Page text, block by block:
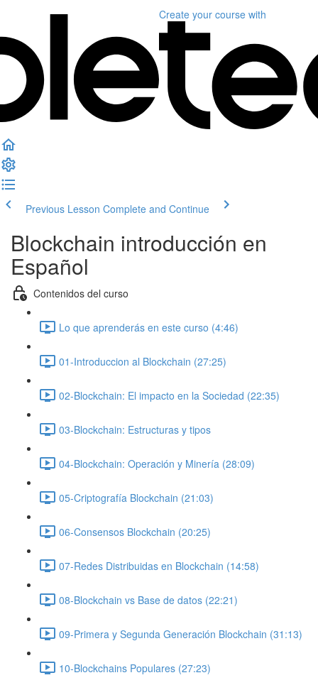
Create your course with
Previous Lesson Complete and Continue
Blockchain introducción en
Español
Contenidos del curso
Lo que aprenderás en este curso (4:46)
01-Introduccion al Blockchain (27:25)
02-Blockchain: El impacto en la Sociedad (22:35)
03-Blockchain: Estructuras y tipos
04-Blockchain: Operación y Minería (28:09)
05-Criptografía Blockchain (21:03)
06-Consensos Blockchain (20:25)
07-Redes Distribuidas en Blockchain (14:58)
08-Blockchain vs Base de datos (22:21)
09-Primera y Segunda Generación Blockchain (31:13)
10-Blockchains Populares (27:23)